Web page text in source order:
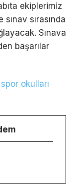
ekiplerimiz
sırasında
Sınava
başarılar
okulları